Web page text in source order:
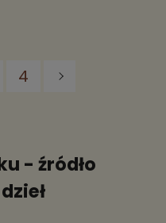
4
- źródło